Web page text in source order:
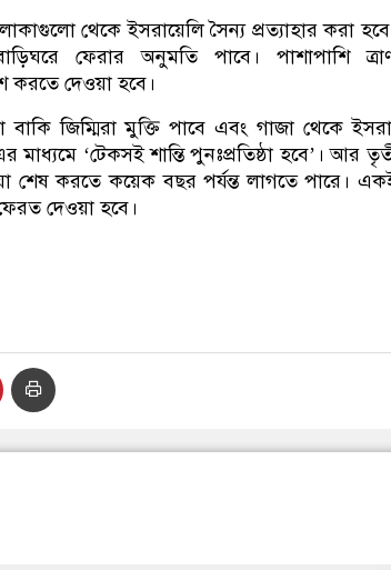
থেকে ইসরায়েলি সৈন্য প্রত্যাহার করা
ফেরার অনুমতি পাবে। পাশাপাশি
করতে দেওয়া হবে।
বাকি জিম্মিরা মুক্তি পাবে এবং গাজা থেকে
মাধ্যমে ‘টেকসই শান্তি পুনঃপ্রতিষ্ঠা হবে’। আর
শেষ করতে কয়েক বছর পর্যন্ত লাগতে পারে।
দেওয়া হবে।